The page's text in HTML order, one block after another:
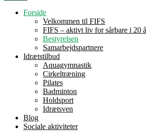
Forside
Velkommen til FIFS
FIFS – aktivt liv for sårbare i 20
Bestyrelsen
Samarbejdspartnere
Idrætstilbud
Aquagymnastik
Cirkeltræning
Pilates
Badminton
Holdsport
Idrætsven
Blog
Sociale aktiviteter